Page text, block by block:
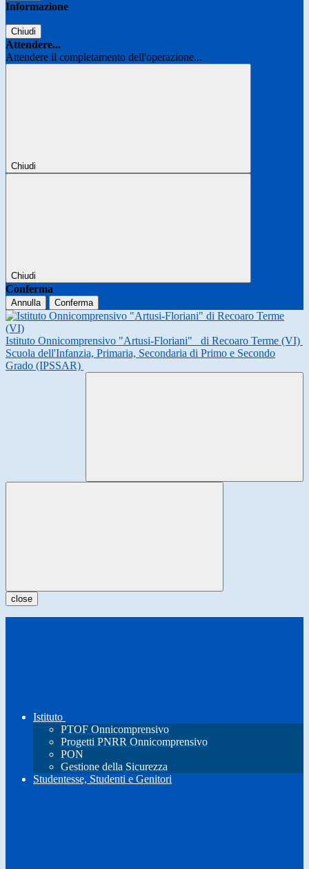
Informazione
Chiudi
Attendere...
Attendere il completamento dell'operazione...
Chiudi
Chiudi
Conferma
Annulla Conferma
Istituto Onnicomprensivo "Artusi-Floriani"
di Recoaro Terme (VI)
Scuola dell'Infanzia, Primaria, Secondaria di Primo e Secondo
Grado (IPSSAR)
close
Istituto
PTOF Onnicomprensivo
Progetti PNRR Onnicomprensivo
PON
Gestione della Sicurezza
Studentesse, Studenti e Genitori